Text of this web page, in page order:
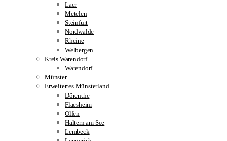
Laer
Metelen
Steinfurt
Nordwalde
Rheine
Welbergen
Kreis Warendorf
Warendorf
Münster
Erweitertes Münsterland
Dörenthe
Flaesheim
Olfen
Haltern am See
Lembeck